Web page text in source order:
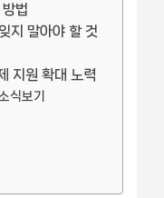
법
지 말아야 할 것
지원 확대 노력
식보기